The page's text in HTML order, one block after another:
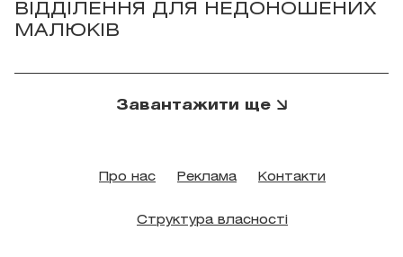
ВІДДІЛЕННЯ ДЛЯ НЕДОНОШЕНИХ
МАЛЮКІВ
Завантажити ще
Про нас Реклама Контакти
Структура власності